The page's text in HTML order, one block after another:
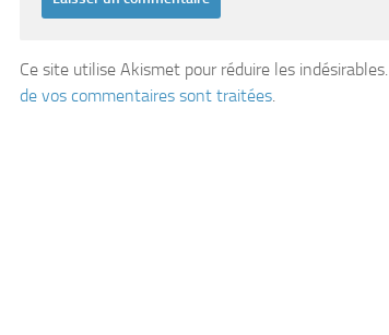
Ce site utilise Akismet pour réduire les indésirables.
de vos commentaires sont traitées.